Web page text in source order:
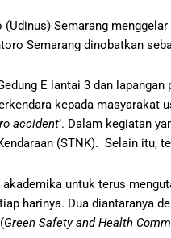
Semarang menggelar
Semarang dinobatkan
E lantai 3 dan
kepada
accident’. Dalam kegiatan
(STNK). Selain itu,
untuk terus
harinya. Dua diantaranya
Green Safety and Health